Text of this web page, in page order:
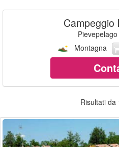
Campeggio
Montagna
Risultati da